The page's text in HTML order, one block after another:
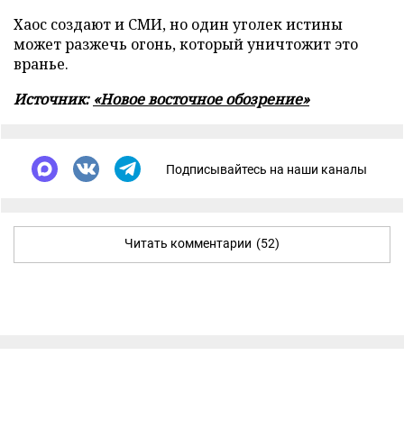
Хаос создают и СМИ, но один уголек истины
может разжечь огонь, который уничтожит это
вранье.
Источник: «Новое восточное обозрение»
Подписывайтесь на наши каналы
Читать комментарии (52)